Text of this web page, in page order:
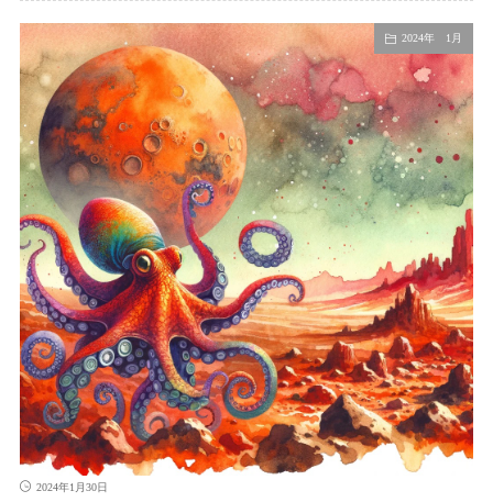
2024年 1月
2024年1月30日